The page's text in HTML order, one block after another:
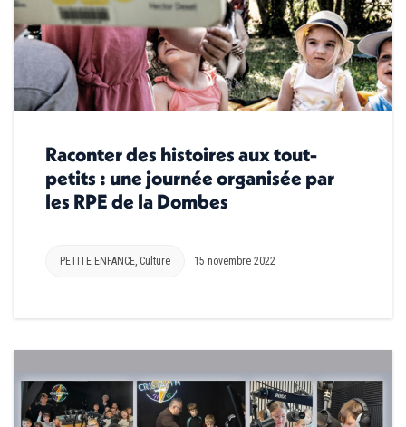
Raconter des histoires aux tout-
petits : une journée organisée par
les RPE de la Dombes
PETITE ENFANCE, Culture 15 novembre 2022